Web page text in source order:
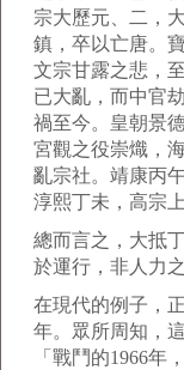
宗大歷元、二，
鎮，卒以亡唐。
文宗甘露之悲，
已大亂，而中官
禍至今。皇朝景
宮觀之役崇熾，
亂宗社。靖康丙
淳熙丁未，高宗上
總而言之，大抵
於運行，非人力
在現代的例子，
年。眾所周知，
「戰鬥的1966年